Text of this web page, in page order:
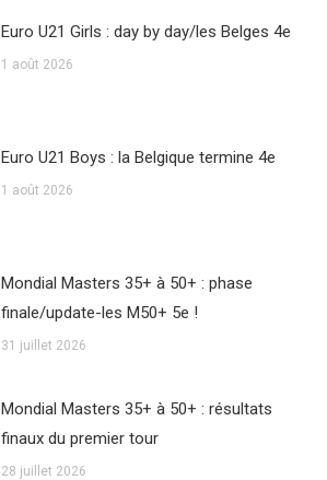
Euro U21 Girls : day by day/les Belges 4e
1 août 2026
Euro U21 Boys : la Belgique termine 4e
1 août 2026
Mondial Masters 35+ à 50+ : phase
finale/update-les M50+ 5e !
31 juillet 2026
Mondial Masters 35+ à 50+ : résultats
finaux du premier tour
28 juillet 2026